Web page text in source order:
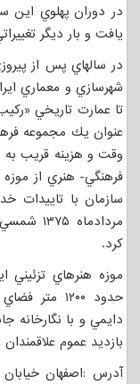
در دوران پهلوي اين
يافت و بار ديگر
در سالهاي پس از
شهرسازي و معماري
تا عمارت تاريخي
عنوان يك مجموعه
وقت و هزينه قريب به
فرهنگي- هنري از
كرد.
حدود ۱۲۰۰
دايمي و با نگارخانه
بازديد عموم
آدرس :اصفهان